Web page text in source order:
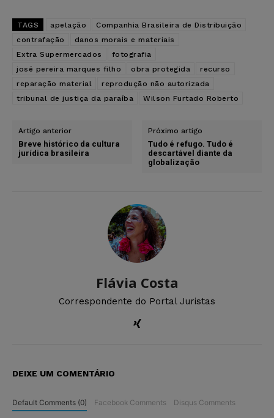
TAGS apelação
Companhia Brasileira de Distribuição
contrafação
danos morais e materiais
Extra Supermercados
fotografia
josé pereira marques filho
obra protegida
recurso
reparação material
reprodução não autorizada
tribunal de justiça da paraíba
Wilson Furtado Roberto
Artigo anterior
Breve histórico da cultura
jurídica brasileira
Próximo artigo
Tudo é refugo. Tudo é
descartável diante da
globalização
Flávia Costa
Correspondente do Portal Juristas
DEIXE UM COMENTÁRIO
Default Comments (0) Facebook Comments Disqus Comments